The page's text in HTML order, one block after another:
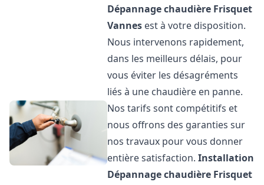
Dépannage chaudière Frisquet
Vannes est à votre disposition.
Nous intervenons rapidement,
dans les meilleurs délais, pour
vous éviter les désagréments
liés à une chaudière en panne.
Nos tarifs sont compétitifs et
nous offrons des garanties sur
nos travaux pour vous donner
entière satisfaction.Installation
Dépannage chaudière Frisquet